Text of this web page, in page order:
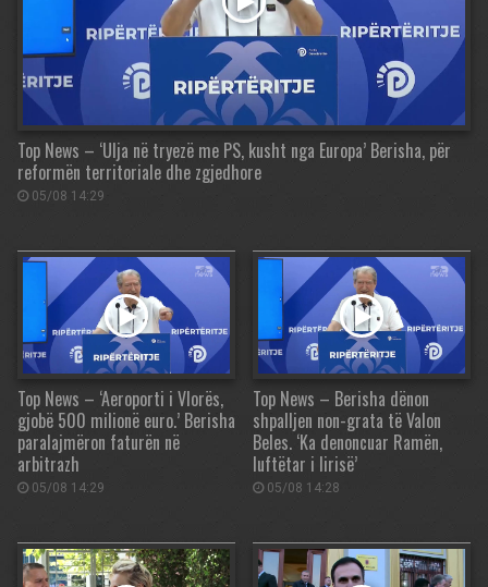
Top News – ‘Ulja në tryezë me PS, kusht nga Europa’ Berisha, për
reformën territoriale dhe zgjedhore
05/08 14:29
Top News – ‘Aeroporti i Vlorës,
gjobë 500 milionë euro.’ Berisha
paralajmëron faturën në
arbitrazh
05/08 14:29
Top News – Berisha dënon
shpalljen non-grata të Valon
Beles. ‘Ka denoncuar Ramën,
luftëtar i lirisë’
05/08 14:28